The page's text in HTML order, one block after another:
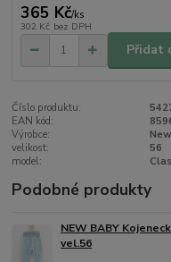
365 Kč/ks
302 Kč bez DPH
Přidat
Číslo produktu:
EAN kód:
Výrobce:
velikost:
56
model:
Podobné produkty
NEW BABY
vel.56